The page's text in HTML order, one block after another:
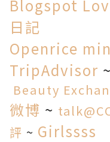
Blogspot
日記
Openrice
TripAdvisor ~
Beauty
微博 ~
評 ~ Girlssss